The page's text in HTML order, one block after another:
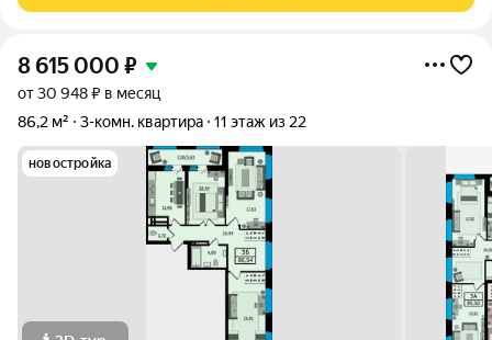
8 615 000 ₽
от 30 948 ₽ в месяц
86,2 м²
3-комн. квартира 11 этаж из 22
новостройка